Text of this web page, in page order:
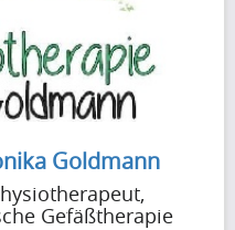
Goldmann
Gefäßtherapie